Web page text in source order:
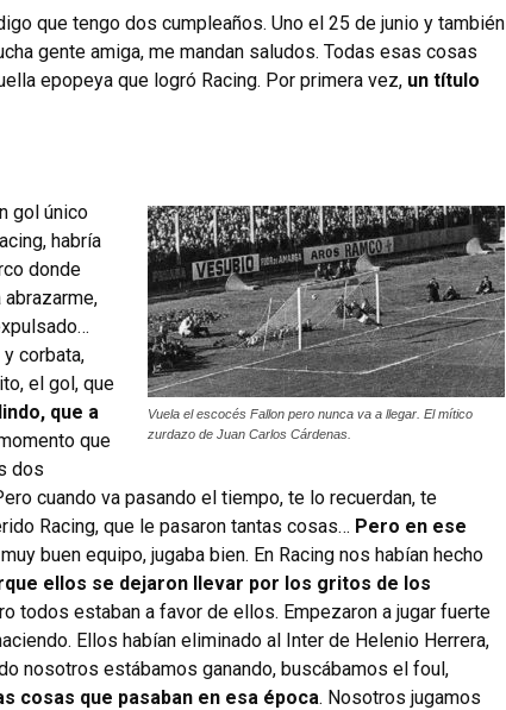
que tengo dos cumpleaños. Uno el 25 de junio y también
gente amiga, me mandan saludos. Todas esas cosas
epopeya que logró Racing. Por primera vez, un título
Vuela el escocés Fallon pero nunca va a llegar. El mítico
zurdazo de Juan Carlos Cárdenas.
gol único
habría
donde
corbata,
el gol, que
que a
que
dos
cuando va pasando el tiempo, te lo recuerdan, te
Racing, que le pasaron tantas cosas… Pero en ese
muy buen equipo, jugaba bien. En Racing nos habían hecho
ellos se dejaron llevar por los gritos de los
todos estaban a favor de ellos. Empezaron a jugar fuerte
Ellos habían eliminado al Inter de Helenio Herrera,
nosotros estábamos ganando, buscábamos el foul,
cosas que pasaban en esa época. Nosotros jugamos